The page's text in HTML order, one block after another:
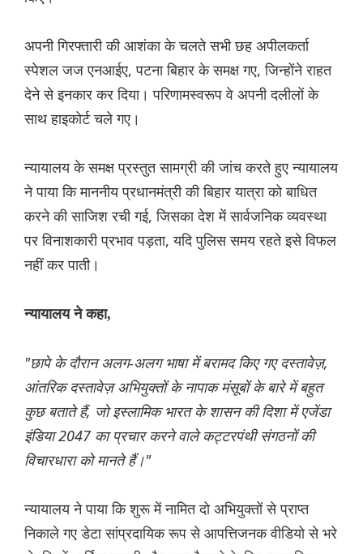
अपनी गिरफ्तारी की आशंका के चलते सभी छह अपीलकर्ता
स्पेशल जज एनआईए, पटना बिहार के समक्ष गए, जिन्होंने राहत
देने से इनकार कर दिया। परिणामस्वरूप वे अपनी दलीलों के
साथ हाइकोर्ट चले गए।
न्यायालय के समक्ष प्रस्तुत सामग्री की जांच करते हुए न्यायालय
ने पाया कि माननीय प्रधानमंत्री की बिहार यात्रा को बाधित
करने की साजिश रची गई, जिसका देश में सार्वजनिक व्यवस्था
पर विनाशकारी प्रभाव पड़ता, यदि पुलिस समय रहते इसे विफल
नहीं कर पाती।
न्यायालय ने कहा,
"छापे के दौरान अलग-अलग भाषा में बरामद किए गए दस्तावेज़,
आंतरिक दस्तावेज़ अभियुक्तों के नापाक मंसूबों के बारे में बहुत
कुछ बताते हैं, जो इस्लामिक भारत के शासन की दिशा में एजेंडा
इंडिया 2047 का प्रचार करने वाले कट्टरपंथी संगठनों की
विचारधारा को मानते हैं।"
न्यायालय ने पाया कि शुरू में नामित दो अभियुक्तों से प्राप्त
निकाले गए डेटा सांप्रदायिक रूप से आपत्तिजनक वीडियो से भरे